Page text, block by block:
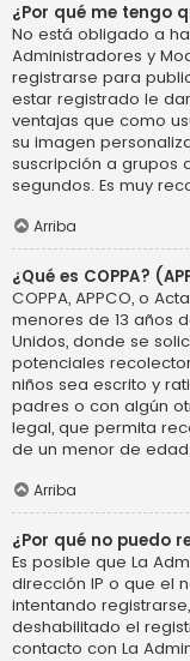
¿Por qué me tengo
No está obligado a
Administradores y
registrarse para
estar registrado le
ventajas que como
su imagen
suscripción a grupos
segundos. Es muy
Arriba
¿Qué es COPPA?
COPPA, APPCO, o
menores de 13 años
Unidos, donde se
potenciales
niños sea escrito y
padres o con algún
legal, que permita
de un menor de edad.
Arriba
¿Por qué no puedo
Es posible que La
dirección IP o que el
intentando
deshabilitado el
contacto con La